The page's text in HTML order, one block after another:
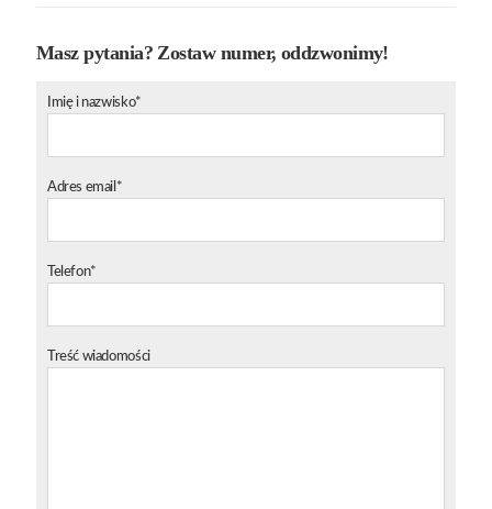
Masz pytania? Zostaw numer, oddzwonimy!
Imię i nazwisko*
Adres email*
Telefon*
Treść wiadomości